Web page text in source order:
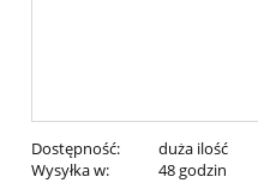
Dostępność:
duża ilość
Wysyłka w:
48 godzin